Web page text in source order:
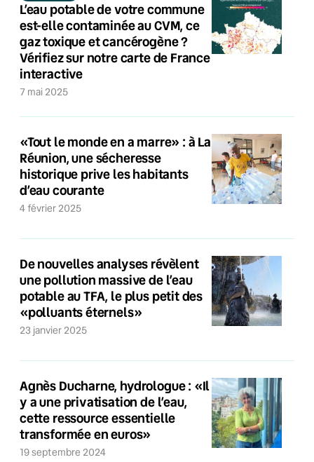
L’eau potable de votre commune
est-elle contaminée au CVM, ce
gaz toxique et cancérogène ?
Vérifiez sur notre carte de France
interactive
7 mai 2025
«Tout le monde en a marre» : à La
Réunion, une sécheresse
historique prive les habitants
d’eau courante
4 février 2025
De nouvelles analyses révèlent
une pollution massive de l’eau
potable au TFA, le plus petit des
«polluants éternels»
23 janvier 2025
Agnès Ducharne, hydrologue : «Il
y a une privatisation de l’eau,
cette ressource essentielle
transformée en euros»
19 septembre 2024